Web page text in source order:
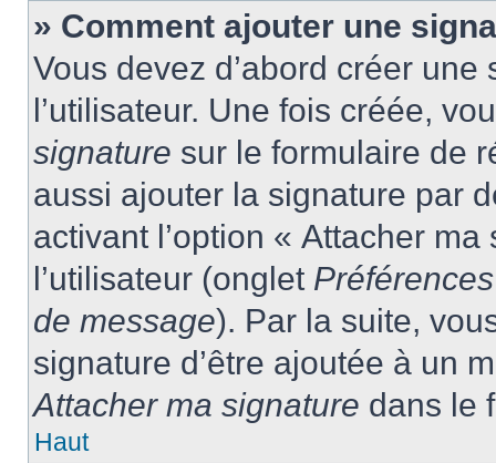
» Comment ajouter une
Vous devez d’abord créer
l’utilisateur. Une fois créée,
signature sur le formulaire de
aussi ajouter la signature par
activant l’option « Attacher
l’utilisateur (onglet
de message). Par la suite,
signature d’être ajoutée à un
Attacher ma signature dans le
Haut